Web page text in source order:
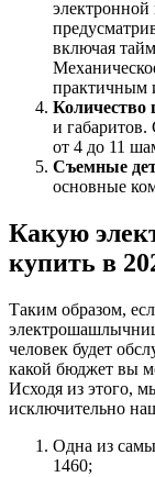
включая
практичным
и габаритов.
от 4 до 11
Съемные
основные
Какую
купить в
Таким образом,
человек будет
какой бюджет вы
Исходя из этого,
исключительно
Одна из
1460;